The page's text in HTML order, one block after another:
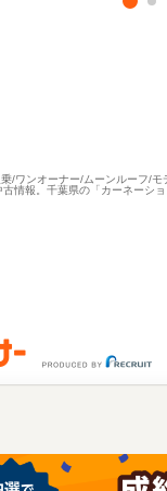
ンオーナー/ムーンルーフ/モ
情報。千葉県の「カーネーシ